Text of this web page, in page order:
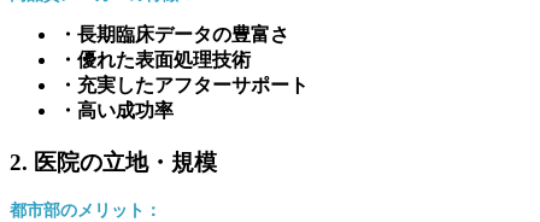
・長期臨床データの豊富さ
・優れた表面処理技術
・充実したアフターサポート
・高い成功率
2. 医院の立地・規模
都市部のメリット：